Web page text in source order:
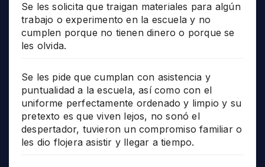
Se les solicita que traigan materiales para algún
trabajo o experimento en la escuela y no
cumplen porque no tienen dinero o porque se
les olvida.
Se les pide que cumplan con asistencia y
puntualidad a la escuela, así como con el
uniforme perfectamente ordenado y limpio y su
pretexto es que viven lejos, no sonó el
despertador, tuvieron un compromiso familiar o
les dio flojera asistir y llegar a tiempo.